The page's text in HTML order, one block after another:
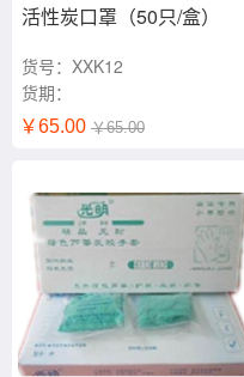
活性炭口罩（50只/盒）
货号：XXK12
货期：
￥65.00 ￥65.00